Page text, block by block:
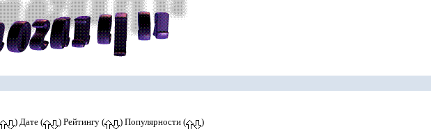
) Дате ( ) Рейтингу ( ) Популярности ( )